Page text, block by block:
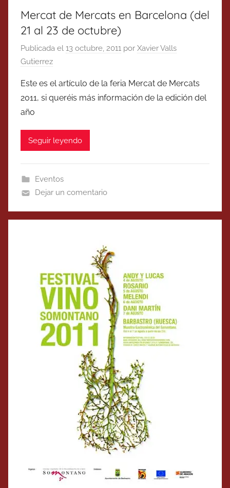
Mercat de Mercats en Barcelona (del
21 al 23 de octubre)
Publicada el 13 octubre, 2011 por Xavier Valls
Gutierrez
Este es el artículo de la feria Mercat de Mercats
2011, si queréis más información de la edición del
año
Seguir leyendo
Eventos
Dejar un comentario